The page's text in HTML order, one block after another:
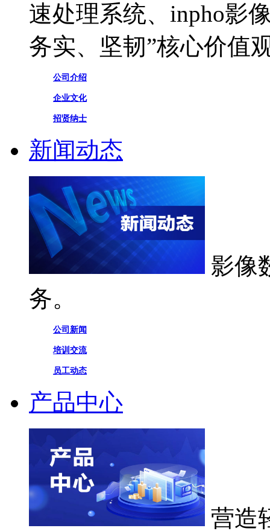
速处理系统、inpho影
务实、坚韧”核心价值
公司介绍
企业文化
招贤纳士
新闻动态
影像
务。
公司新闻
培训交流
员工动态
产品中心
营造